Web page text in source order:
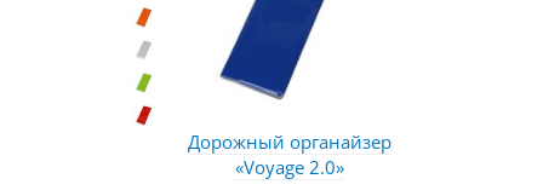
Дорожный органайзер
«Voyage 2.0»